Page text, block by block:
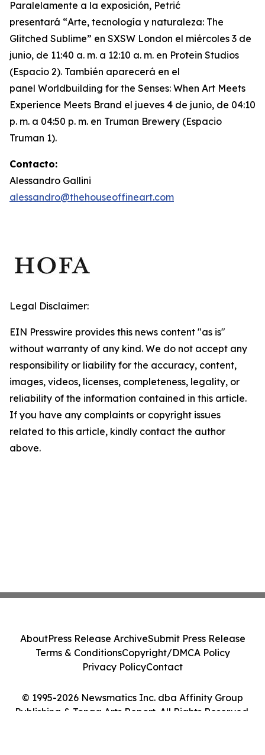
Paralelamente a la exposición, Petrić
presentará “Arte, tecnología y naturaleza: The
Glitched Sublime” en SXSW London el miércoles 3 de
junio, de 11:40 a. m. a 12:10 a. m. en Protein Studios
(Espacio 2). También aparecerá en el
panel Worldbuilding for the Senses: When Art Meets
Experience Meets Brand el jueves 4 de junio, de 04:10
p. m. a 04:50 p. m. en Truman Brewery (Espacio
Truman 1).
Contacto:
Alessandro Gallini
alessandro@thehouseoffineart.com
Legal Disclaimer:
EIN Presswire provides this news content "as is"
without warranty of any kind. We do not accept any
responsibility or liability for the accuracy, content,
images, videos, licenses, completeness, legality, or
reliability of the information contained in this article.
If you have any complaints or copyright issues
related to this article, kindly contact the author
above.
© 1995-2026 Newsmatics Inc. dba Affinity Group
Publishing & Tonga Arts Report. All Rights Reserved.
AboutPress Release ArchiveSubmit Press Release
Terms & ConditionsCopyright/DMCA Policy
Privacy PolicyContact